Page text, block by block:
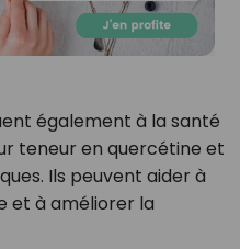
également à la santé
teneur en quercétine et
Ils peuvent aider à
et à améliorer la